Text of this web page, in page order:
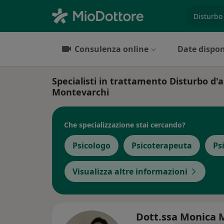
Consulenza online Date
Specialisti in trattamento Disturbo
Montevarchi
Che specializzazione stai cercando?
Psicologo Psicoterapeuta
Visualizza altre informazioni
Dott.ssa Monica